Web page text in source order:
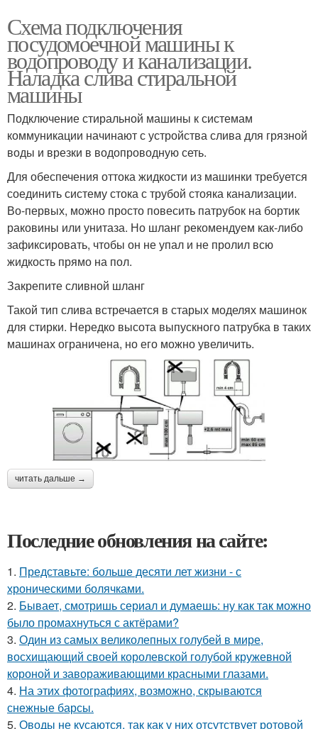
Схема подключения
посудомоечной машины к
водопроводу и канализации.
Наладка слива стиральной
машины
Подключение стиральной машины к системам
коммуникации начинают с устройства слива для грязной
воды и врезки в водопроводную сеть.
Для обеспечения оттока жидкости из машинки требуется
соединить систему стока с трубой стояка канализации.
Во-первых, можно просто повесить патрубок на бортик
раковины или унитаза. Но шланг рекомендуем как-либо
зафиксировать, чтобы он не упал и не пролил всю
жидкость прямо на пол.
Закрепите сливной шланг
Такой тип слива встречается в старых моделях машинок
для стирки. Нередко высота выпускного патрубка в таких
машинах ограничена, но его можно увеличить.
читать дальше →
Последние обновления на сайте:
1. Представьте: больше десяти лет жизни - с
хроническими болячками.
2. Бывает, смотришь сериал и думаешь: ну как так можно
было промахнуться с актёрами?
3. Один из самых великолепных голубей в мире,
восхищающий своей королевской голубой кружевной
короной и завораживающими красными глазами.
4. На этих фотографиях, возможно, скрываются
снежные барсы.
5. Оводы не кусаются, так как у них отсутствует ротовой